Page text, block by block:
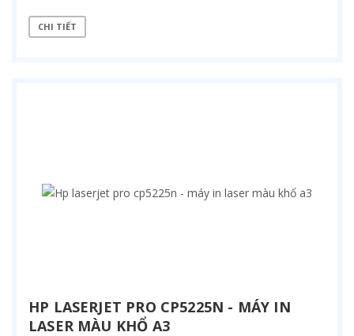
CHI TIẾT
HP LASERJET PRO CP5225N - MÁY IN
LASER MÀU KHỔ A3